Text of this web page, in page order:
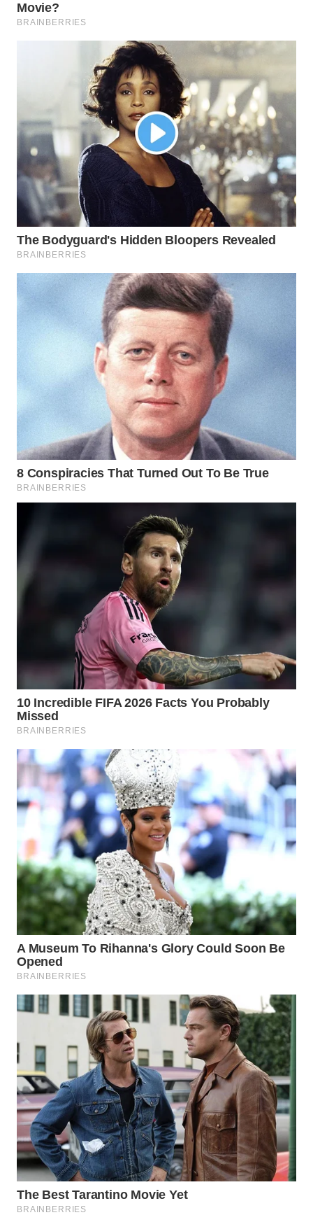
WN
INDRAMAYU
MAJALENGKA
WN
SUBANG
WN
SUKABUMI
WN
PURWAKARTA
WN
SOLO
WN
NATUNA
WN
BINTAN
WN
MANDALIKA
WN
LIKUPANG
WN
LABUANBAJO
WN
BORNEO
Wahana
Media
WAHANA
WAHANA
TANI
WAHANA
ADVOKAT
WAHANA
INFRASTRUKTUR